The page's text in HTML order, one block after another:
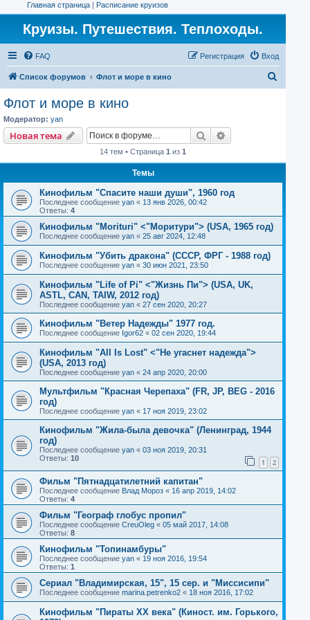
Главная страница | Расписание круизов
Круизы. Путешествия. Теплоходы.
FAQ Вход
Регистрация
Список форумов Флот и море в кино
Флот и море в кино
Модератор: yan
Новая тема Поиск
14 тем • Страница1 из1
Темы
Кинофильм "Спасите наши души", 1960 год
Последнее сообщение yan « 13 янв 2026, 00:42
Ответы: 4
Кинофильм "Morituri" <"Моритури"> (USA, 1965 год)
Последнее сообщение yan « 25 авг 2024, 12:48
Кинофильм "Убить дракона" (СССР, ФРГ - 1988 год)
Последнее сообщение yan « 30 июн 2021, 23:50
Кинофильм "Life of Pi" <"Жизнь Пи"> (USA, UK,
ASTL, CAN, TAIW, 2012 год)
Последнее сообщение yan « 27 сен 2020, 20:27
Кинофильм "Ветер Надежды" 1977 год.
Последнее сообщение Igor62 « 02 сен 2020, 19:44
Кинофильм "All Is Lost" <"Не угаснет надежда">
(USA, 2013 год)
Последнее сообщение yan « 24 апр 2020, 20:00
Мультфильм "Красная Черепаха" (FR, JP, BEG - 2016
год)
Последнее сообщение yan « 17 ноя 2019, 23:02
Кинофильм "Жила-была девочка" (Ленинград, 1944
год)
Последнее сообщение yan « 03 ноя 2019, 20:31
Ответы: 10 1 2
Фильм "Пятнадцатилетний капитан"
Последнее сообщение Влад Мороз « 16 апр 2019, 14:02
Ответы: 4
Фильм "Географ глобус пропил"
Последнее сообщение CreuOleg « 05 май 2017, 14:08
Ответы: 8
Кинофильм "Топинамбуры"
Последнее сообщение yan « 19 ноя 2016, 19:54
Ответы: 1
Сериал "Владимирская, 15", 15 сер. и "Миссисипи"
Последнее сообщение marina.petrenko2 « 18 ноя 2016, 17:02
Кинофильм "Пираты ХХ века" (Киност. им. Горького,